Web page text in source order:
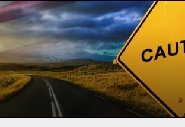
للمتداولين Forex Analytics
الجغرافيا مع إنستافوركس